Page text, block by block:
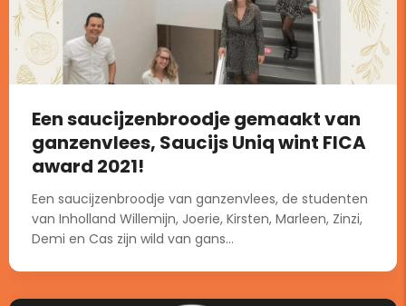
Een saucijzenbroodje gemaakt van
ganzenvlees, Saucijs Uniq wint FICA
award 2021!
Een saucijzenbroodje van ganzenvlees, de studenten
van Inholland Willemijn, Joerie, Kirsten, Marleen, Zinzi,
Demi en Cas zijn wild van gans...